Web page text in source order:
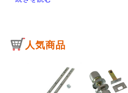
よる事故を防ぎます。
【仕様】
●無負荷往復回数：10000min-
●空気消費量：200L/min・最
人気商品